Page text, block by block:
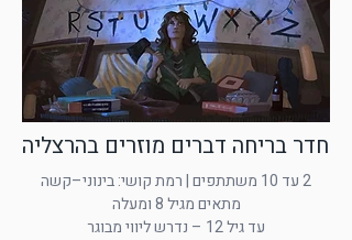
חדר בריחה דברים מוזרים בהרצליה
2 עד 10 משתתפים | רמת קושי: בינוני–קשה
מתאים מגיל 8 ומעלה
עד גיל 12 – נדרש ליווי מבוגר